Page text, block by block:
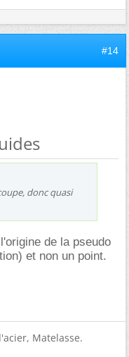
#14
donc quasi
de la pseudo
et non un point.
Matelasse.